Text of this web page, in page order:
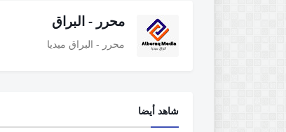
محرر - البراق
محرر - البراق ميديا
شاهد أيضا